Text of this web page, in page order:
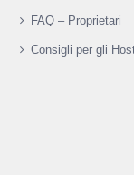
FAQ – Proprietari
Consigli per gli